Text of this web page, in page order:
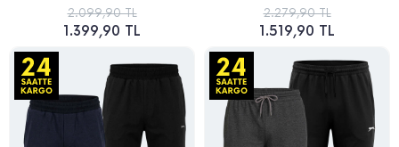
2.099,90 TL
1.399,90 TL
2.279,90 TL
1.519,90 TL